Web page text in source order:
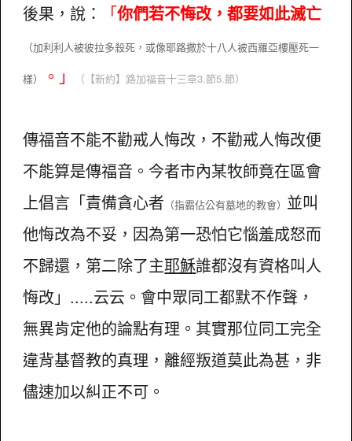
後果，說：
「你們若不悔改，都要如此滅亡
（加利利人被彼拉多殺死，或像耶路撒於十八人被西羅亞樓壓死一
樣） 。」 （【新約】 路加福音十三章3.節5.節）
傳福音不能不勸戒人悔改，不勸戒人悔改便
不能算是傳福音。今者市內某牧師竟在區會
上倡言「責備貪心者 （指霸佔公有墓地的教會） 並叫
他悔改為不妥，因為第一恐怕它惱羞成怒而
不歸還，第二除了主耶穌誰都沒有資格叫人
悔改」.....云云。會中眾同工都默不作聲，
無異肯定他的論點有理。其實那位同工完全
違背基督教的真理，離經叛道莫此為甚，非
儘速加以糾正不可。